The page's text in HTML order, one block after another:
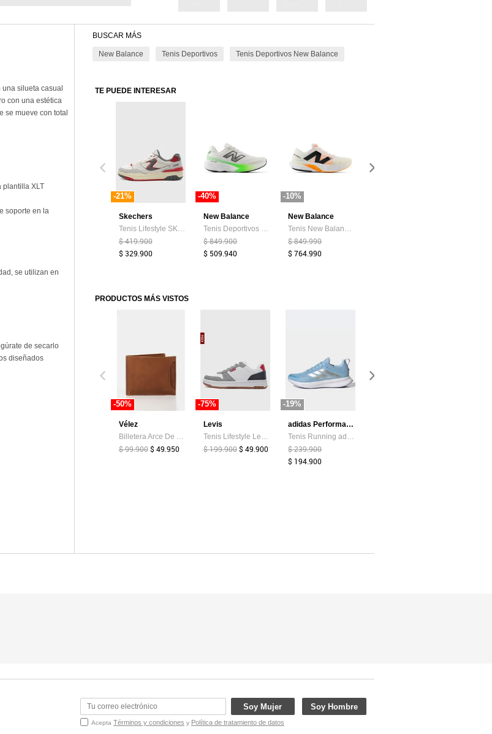
silueta casual
con una estética
se mueve con total
plantilla XLT
soporte en la
se utilizan en
de secarlo
diseñados
BUSCAR MÁS
New Balance Tenis Deportivos Tenis Deportivos New Balance
TE PUEDE INTERESAR
-21%
Skechers
Tenis Lifestyle SKECHERS S-1992 Marfil
$ 419.900
$ 329.900
-40%
New Balance
Tenis Deportivos New Balance Original 880 Blanco Para Hombre
$ 849.900
$ 509.940
-10%
New Balance
Tenis New Balance Rebel Hombre-Blanco/Naranja
$ 849.990
$ 764.990
PRODUCTOS MÁS VISTOS
-50%
Vélez
Billetera Arce De Cuero Para Hombre Tarjetero Extraible Billetera Arce De Cuero Para Hombre Tarjetero Extraible Miel VÉLEZ
$ 99.900 $ 49.950
-75%
Levis
Tenis Lifestyle Levi's Drive Lo Blanco
$ 199.900$ 49.900
-19%
adidas Performance
Tenis Running adidas Performance Runblaze Celeste
$ 239.900
$ 194.900
Soy Mujer Soy Hombre
Acepta Términos y condiciones y Política de tratamiento de datos